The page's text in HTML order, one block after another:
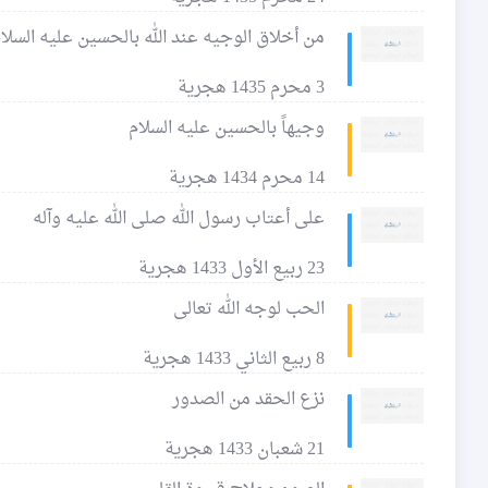
من أخلاق الوجيه عند الله بالحسين عليه
3 محرم 1435 هجرية
وجيهاً بالحسين عليه السلام
14 محرم 1434 هجرية
على أعتاب رسول الله صلى الله عليه وآله
23 ربيع الأول 1433 هجرية
الحب لوجه الله تعالى
8 ربيع الثاني 1433 هجرية
نزع الحقد من الصدور
21 شعبان 1433 هجرية